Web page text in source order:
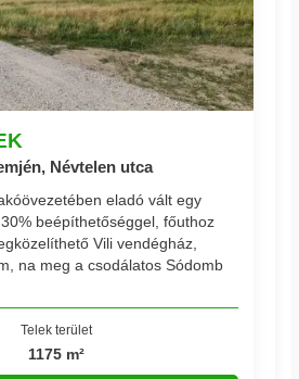
Névtelen utca
eladó vált egy
beépíthetőséggel, főuthoz
Vili vendégház,
na meg a csodálatos Sódomb
Telek terület
1175 m²